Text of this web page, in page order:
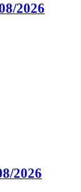
2026
2026